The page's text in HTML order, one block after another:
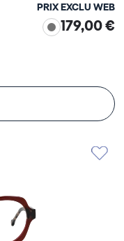
PRIX EXCLU WEB
179,00 €